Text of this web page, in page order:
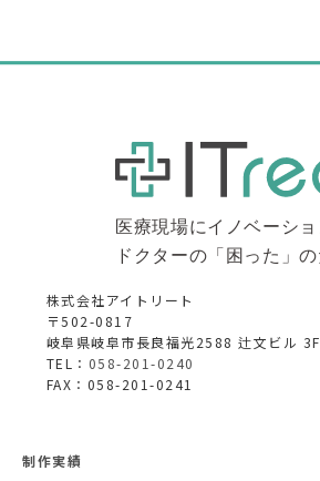
株式会社アイトリート
〒502-0817
岐阜県岐阜市長良福光2588 辻文ビル 3F
TEL： 058-201-0240
FAX：058-201-0241
制作実績